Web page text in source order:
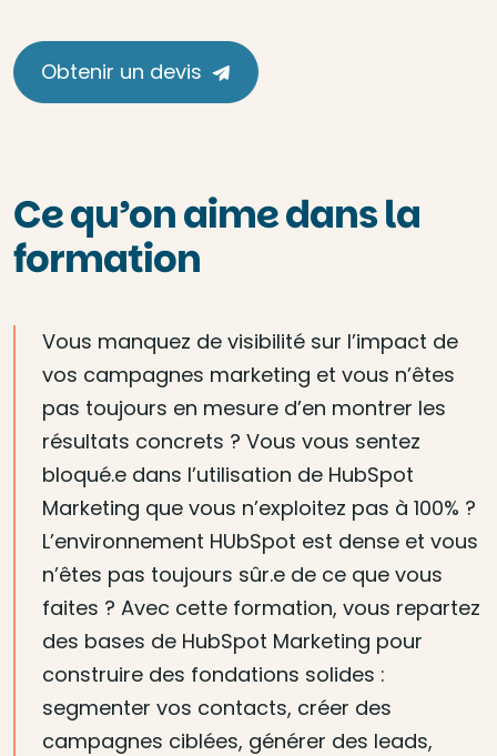
Obtenir un devis
Ce qu’on aime dans la
formation
Vous manquez de visibilité sur l’impact de
vos campagnes marketing et vous n’êtes
pas toujours en mesure d’en montrer les
résultats concrets ? Vous vous sentez
bloqué.e dans l’utilisation de HubSpot
Marketing que vous n’exploitez pas à 100% ?
L’environnement HUbSpot est dense et vous
n’êtes pas toujours sûr.e de ce que vous
faites ? Avec cette formation, vous repartez
des bases de HubSpot Marketing pour
construire des fondations solides :
segmenter vos contacts, créer des
campagnes ciblées, générer des leads,